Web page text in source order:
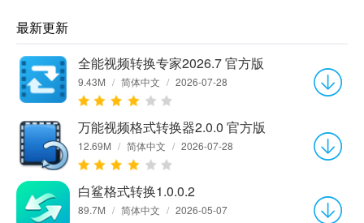
最新更新
全能视频转换专家2026.7 官方版
9.43M / 简体中文 / 2026-07-28
万能视频格式转换器2.0.0 官方版
12.69M / 简体中文 / 2026-07-28
白鲨格式转换1.0.0.2
89.7M / 简体中文 / 2026-05-07